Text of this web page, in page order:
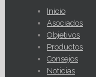
Inicio
Asociados
Objetivos
Productos
Consejos
Noticias